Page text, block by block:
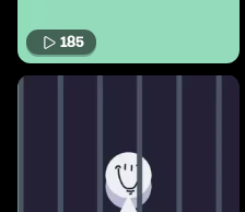
185